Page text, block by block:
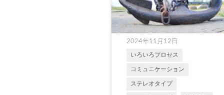
2024年11月12日
いろいろプロセス
コミュニケーション
ステレオタイプ